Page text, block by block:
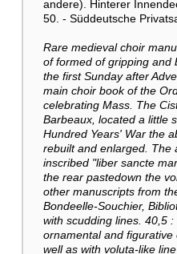
andere). Hinterer
50. - Süddeutsche
Rare medieval choir
of formed of gripping and
the first Sunday after
main choir book of the
celebrating Mass. The
Barbeaux, located a little
Hundred Years' War the
rebuilt and enlarged. The
inscribed "liber sancte
the rear pastedown the
other manuscripts from
Bondeelle-Souchier,
with scudding lines. 40,5
ornamental and
well as with voluta-like